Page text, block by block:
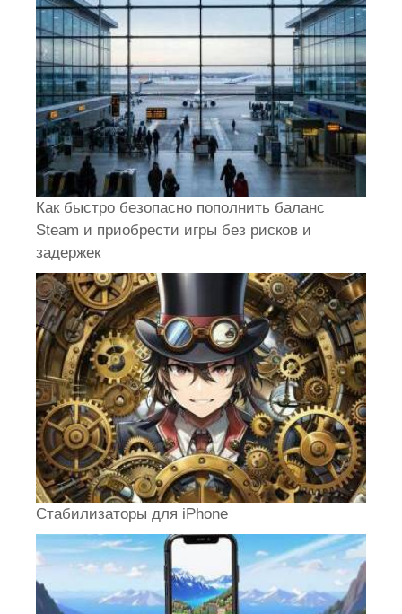
Как быстро безопасно пополнить баланс
Steam и приобрести игры без рисков и
задержек
Стабилизаторы для iPhone